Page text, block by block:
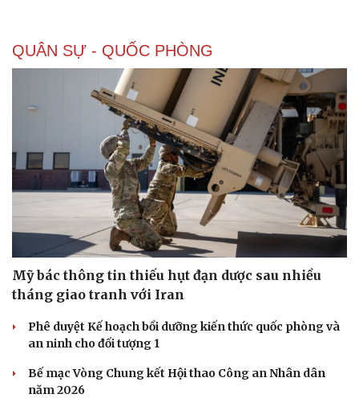
QUÂN SỰ - QUỐC PHÒNG
Mỹ bác thông tin thiếu hụt đạn dược sau nhiều
tháng giao tranh với Iran
Phê duyệt Kế hoạch bồi dưỡng kiến thức quốc phòng và
an ninh cho đối tượng 1
Bế mạc Vòng Chung kết Hội thao Công an Nhân dân
năm 2026